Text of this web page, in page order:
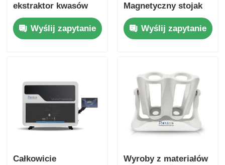
ekstraktor kwasów
nukleinowych
Wyślij zapytanie
Magnetyczny stojak
Wyślij zapytanie
Całkowicie
Wyroby z materiałów